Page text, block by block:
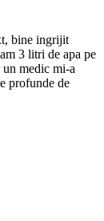
bine ingrijit
3 litri de apa pe
medic mi-a
profunde de